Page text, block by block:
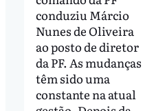
conduziu Márcio
Nunes de Oliveira
ao posto de diretor
da PF. As mudanças
têm sido uma
constante na atual